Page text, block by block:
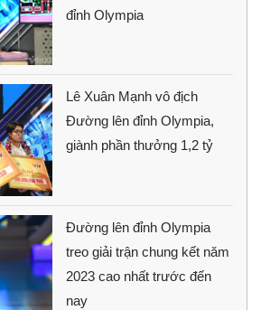
đỉnh Olympia
Lê Xuân Mạnh vô địch
Đường lên đỉnh Olympia,
giành phần thưởng 1,2 tỷ
Đường lên đỉnh Olympia
treo giải trận chung kết năm
2023 cao nhất trước đến
nay